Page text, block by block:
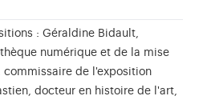
: Géraldine Bidault,
numérique et de la mise
de l'exposition
docteur en histoire de l'art,